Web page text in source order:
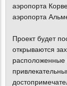
аэропорта
аэропорта
Проект будет
открываются
расположенные